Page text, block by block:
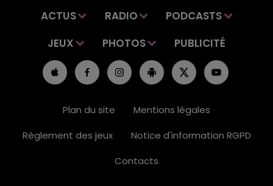
ACTUS RADIO
PODCASTS
JEUX
PHOTOS PUBLICITÉ
Plan du site
Mentions légales
Règlement des jeux
Notice d'information RGPD
Contacts